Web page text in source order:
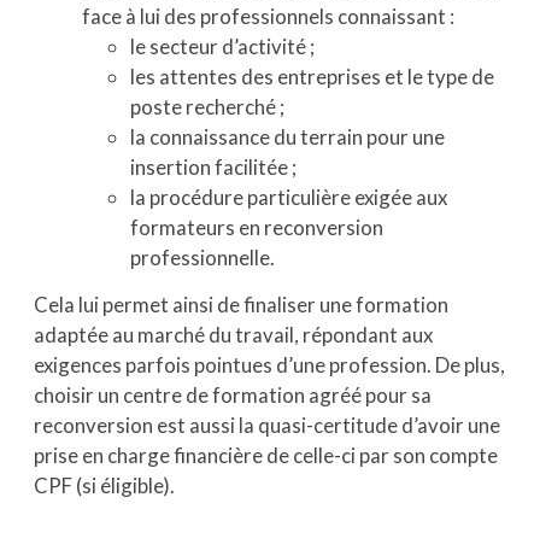
face à lui des professionnels connaissant :
le secteur d’activité ;
les attentes des entreprises et le type de
poste recherché ;
la connaissance du terrain pour une
insertion facilitée ;
la procédure particulière exigée aux
formateurs en reconversion
professionnelle.
Cela lui permet ainsi de finaliser une formation
adaptée au marché du travail, répondant aux
exigences parfois pointues d’une profession. De plus,
choisir un centre de formation agréé pour sa
reconversion est aussi la quasi-certitude d’avoir une
prise en charge financière de celle-ci par son compte
CPF (si éligible).